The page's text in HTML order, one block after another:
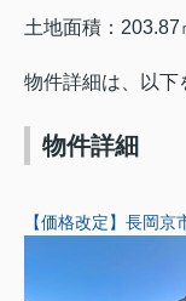
土地面積：203.87
物件詳細は、以下
物件詳細
【価格改定】長岡京